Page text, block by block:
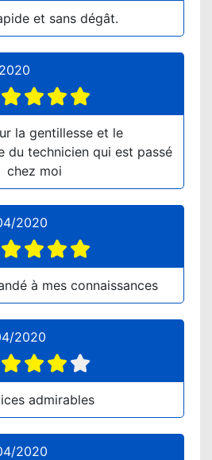
et sans dégât.
la gentillesse et le
du technicien qui est passé
chez moi
2020
à mes connaissances
2020
admirables
2020